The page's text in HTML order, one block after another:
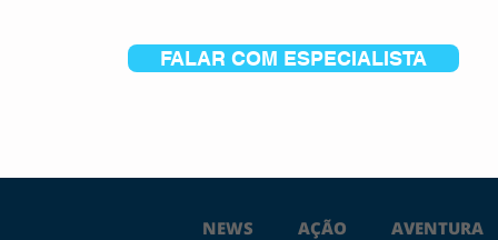
FALAR COM ESPECIALISTA
NEWS AÇÃO AVENTURA